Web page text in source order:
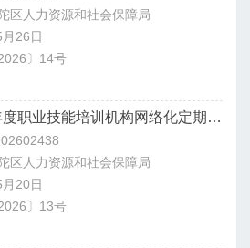
区人力资源和社会保障局
26日
〕14号
关于普陀区2025年度职业技能培训机构网络化定期核检工作情况通报
区人力资源和社会保障局
20日
〕13号